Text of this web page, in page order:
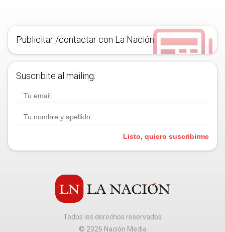
Publicitar /contactar con La Nación
Suscribite al mailing.
Listo, quiero suscribirme
Todos los derechos reservados
© 2026 Nación Media